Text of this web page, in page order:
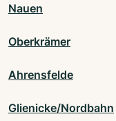
Nauen
Oberkrämer
Ahrensfelde
Glienicke/Nordbahn